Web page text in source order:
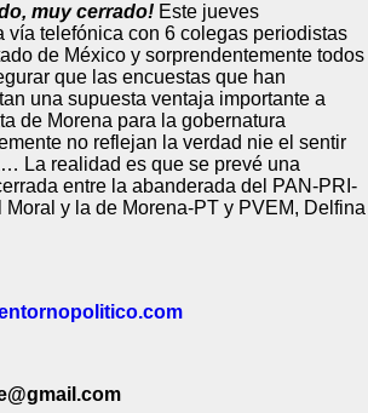
muy cerrado! Este jueves
vía telefónica con 6 colegas periodistas
de México y sorprendentemente todos
que las encuestas que han
una supuesta ventaja importante a
de Morena para la gobernatura
no reflejan la verdad nie el sentir
La realidad es que se prevé una
entre la abanderada del PAN-PRI-
Moral y la de Morena-PT y PVEM, Delfina